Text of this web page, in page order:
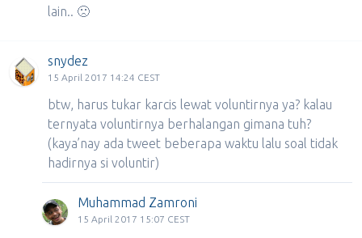
lain.. 🙁
snydez
15 April 2017 14:24 CEST
btw, harus tukar karcis lewat voluntirnya ya? kalau
ternyata voluntirnya berhalangan gimana tuh?
(kaya’nay ada tweet beberapa waktu lalu soal tidak
hadirnya si voluntir)
Muhammad Zamroni
15 April 2017 15:07 CEST